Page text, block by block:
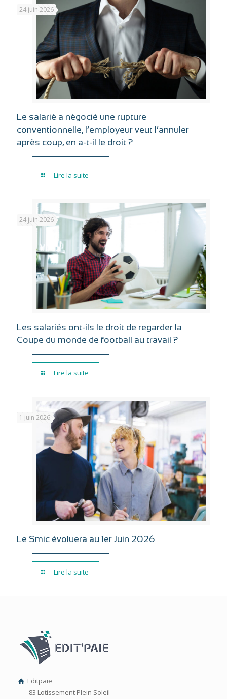
24 juin 2026
Le salarié a négocié une rupture
conventionnelle, l’employeur veut l’annuler
après coup, en a-t-il le droit ?
Lire la suite
24 juin 2026
Les salariés ont-ils le droit de regarder la
Coupe du monde de football au travail ?
Lire la suite
1 juin 2026
Le Smic évoluera au 1er Juin 2026
Lire la suite
Editpaie
83 Lotissement Plein Soleil